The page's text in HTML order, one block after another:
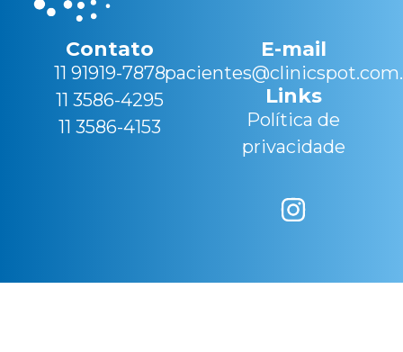
Contato
11 91919-7878
11 3586-4295
11 3586-4153
E-mail
Links
Política de
privacidade